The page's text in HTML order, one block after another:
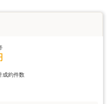
成約件数